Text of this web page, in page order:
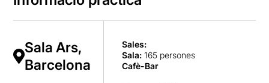
Sala Ars,
Barcelona
Sales:
Sala:165 persones
Cafè-Bar